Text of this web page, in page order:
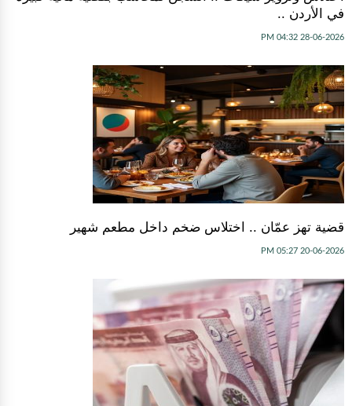
في الأردن ..
28-06-2026 04:32 PM
قضية تهز عمّان .. اختلاس ضخم داخل مطعم شهير
20-06-2026 05:27 PM